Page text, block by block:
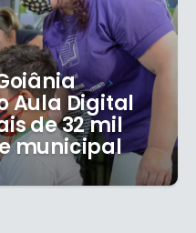
Aula Digital
de 32 mil
municipal